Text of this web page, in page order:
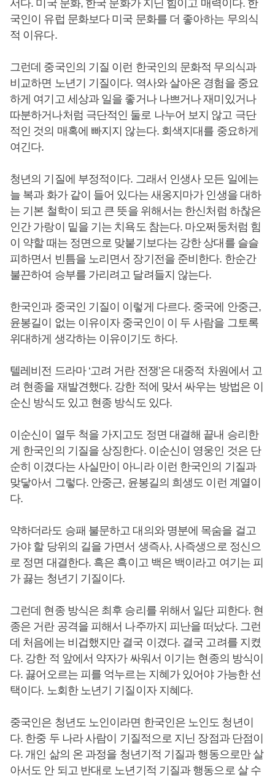
서다. 미국 문화, 한국 문화가 지닌 힘이고 매력이다. 한
국인이 유럽 문화보다 미국 문화를 더 좋아하는 무의식
적 이유다.
그런데 중국인의 기질 이런 한국인의 문화적 무의식과
비교하면 노년기 기질이다. 역사와 살아온 경험을 중요
하게 여기고 세상과 일을 좋거나 나쁘거나 재미있거나
따분하거나처럼 극단적인 둘로 나누어 보지 않고 극단
적인 것의 매혹에 빠지지 않는다. 회색지대를 중요하게
여긴다.
청년의 기질에 부정적이다. 그래서 인생사 모든 일에는
늘 복과 화가 같이 들어 있다는 새옹지마가 인생을 대하
는 기본 철학이 되고 큰 뜻을 위해서는 한신처럼 하찮은
인간 가랑이 밑을 기는 치욕도 참는다. 마오쩌둥처럼 힘
이 약할 때는 정면으로 맞붙기보다는 강한 상대를 슬슬
피하면서 빈틈을 노리면서 장기전을 준비한다. 한순간
불끈하여 승부를 가리려고 달려들지 않는다.
한국인과 중국인 기질이 이렇게 다르다. 중국에 안중근,
윤봉길이 없는 이유이자 중국인이 이 두 사람을 그토록
위대하게 생각하는 이유이기도 하다.
텔레비전 드라마 ‘고려 거란 전쟁’은 대중적 차원에서 고
려 현종을 재발견했다. 강한 적에 맞서 싸우는 방법은 이
순신 방식도 있고 현종 방식도 있다.
이순신이 열두 척을 가지고도 정면 대결해 끝내 승리한
게 한국인의 기질을 상징한다. 이순신이 영웅인 것은 단
순히 이겼다는 사실만이 아니라 이런 한국인의 기질과
맞닿아서 그렇다. 안중근, 윤봉길의 희생도 이런 계열이
다.
약하더라도 승패 불문하고 대의와 명분에 목숨을 걸고
가야 할 당위의 길을 가면서 생즉사, 사즉생으로 정신으
로 정면 대결한다. 흑은 흑이고 백은 백이라고 여기는 피
가 끓는 청년기 기질이다.
그런데 현종 방식은 최후 승리를 위해서 일단 피한다. 현
종은 거란 공격을 피해서 나주까지 피난을 떠났다. 그런
데 처음에는 비겁했지만 결국 이겼다. 결국 고려를 지켰
다. 강한 적 앞에서 약자가 싸워서 이기는 현종의 방식이
다. 끓어오르는 피를 억누르는 지혜가 있어야 가능한 선
택이다. 노회한 노년기 기질이자 지혜다.
중국인은 청년도 노인이라면 한국인은 노인도 청년이
다. 한중 두 나라 사람이 기질적으로 지닌 장점과 단점이
다. 개인 삶의 온 과정을 청년기적 기질과 행동으로만 살
아서도 안 되고 반대로 노년기적 기질과 행동으로 살 수